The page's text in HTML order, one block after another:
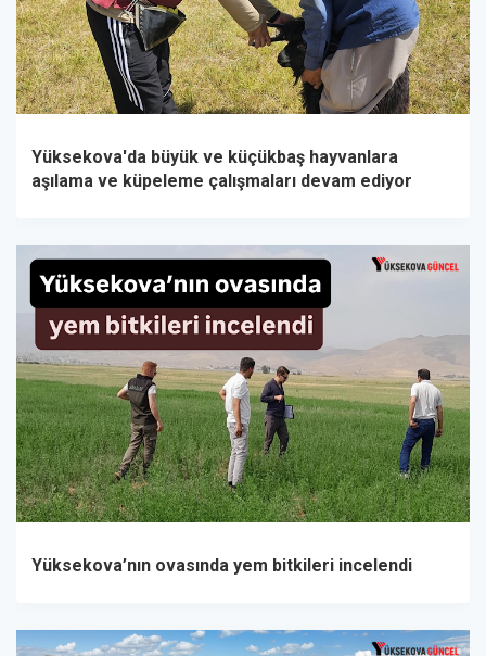
Yüksekova'da büyük ve küçükbaş hayvanlara
aşılama ve küpeleme çalışmaları devam ediyor
Yüksekova’nın ovasında yem bitkileri incelendi